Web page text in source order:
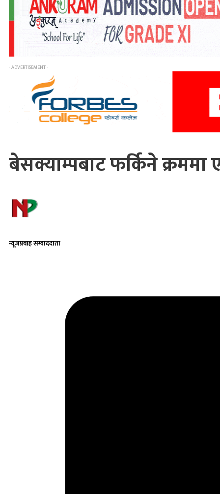
- ADVERTISEMENT -
बेसक्याम्पबाट फर्किने
न्यूजप्रवाह सम्वाददाता